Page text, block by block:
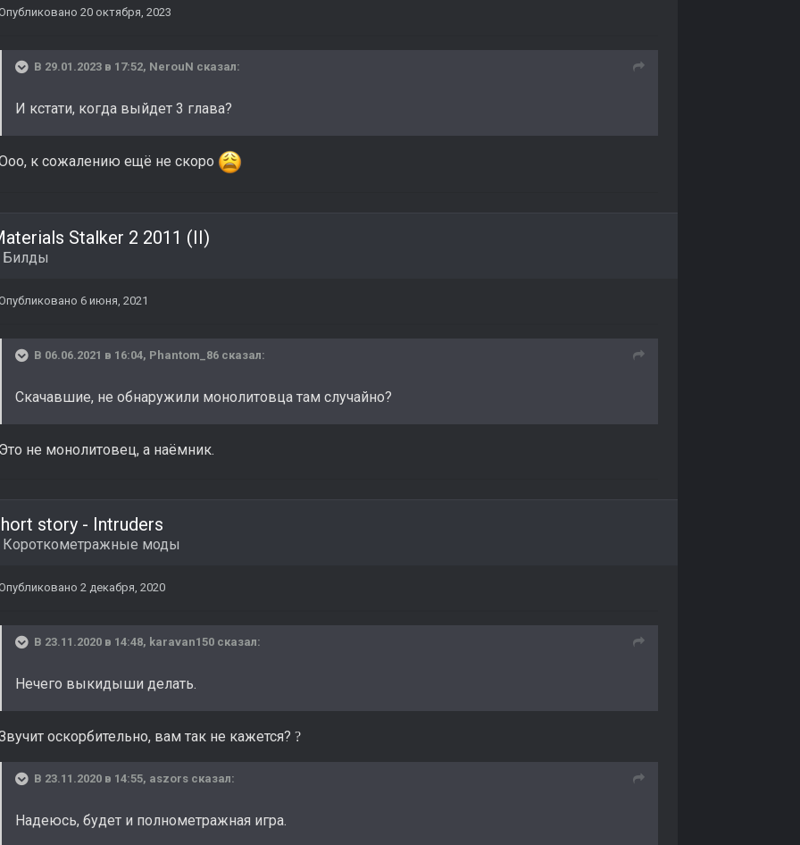
20 октября, 2023
В 29.01.2023 в 17:52, NerouN сказал:
И кстати, когда выйдет 3 глава?
к сожалению ещё не скоро
Stalker 2 2011 (II)
Билды
6 июня, 2021
В 06.06.2021 в 16:04, Phantom_86 сказал:
Скачавшие, не обнаружили монолитовца там случайно?
не монолитовец, а наёмник.
story - Intruders
Короткометражные моды
2 декабря, 2020
В 23.11.2020 в 14:48, karavan150 сказал:
Нечего выкидыши делать.
оскорбительно, вам так не кажется? ?
В 23.11.2020 в 14:55, aszors сказал:
Надеюсь, будет и полнометражная игра.